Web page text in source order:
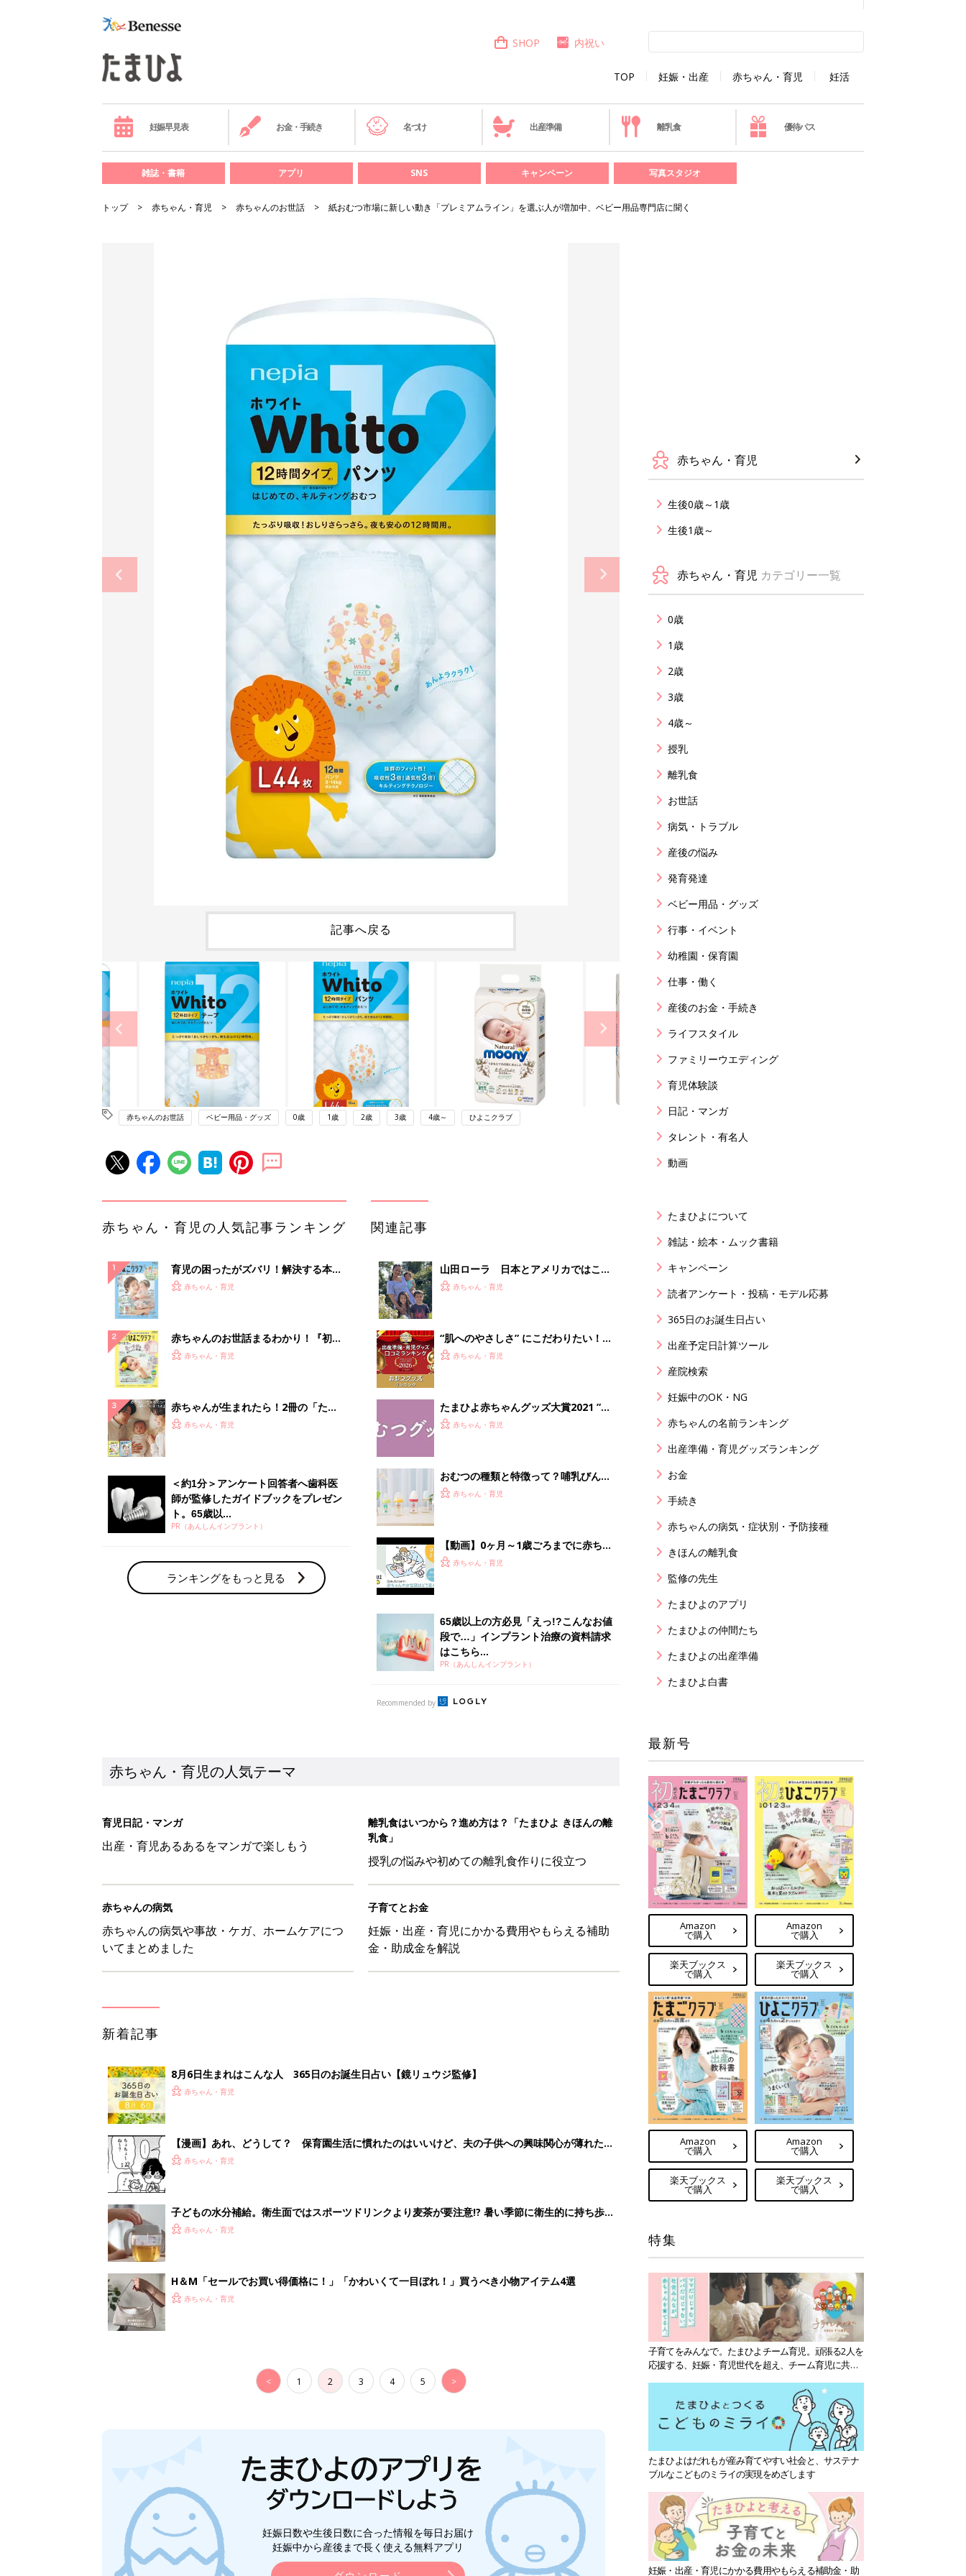
TOP 妊娠・出産 赤ちゃん・育児 妊活
SHOP 内祝い
妊娠早見表 お金・手続き 名づけ 出産準備 離乳食 優待パス
雑誌・書籍 アプリ SNS キャンペーン 写真スタジオ
トップ 赤ちゃん・育児 赤ちゃんのお世話 紙おむつ市場に新しい動き「プレミアムライン」を選ぶ人が増加中、ベビー用品専門店に聞く
記事へ戻る
赤ちゃんのお世話 ベビー用品・グッズ 0歳 1歳 2歳 3歳 4歳～ ひよこクラブ
赤ちゃん・育児の人気記事ランキング
育児の困ったがズバリ！解決する本
『ひよこクラブ 夏号』 4カ月～2才
赤ちゃん・育児
赤ちゃんのお世話まるわかり！『初め
てのひよこクラブ 夏号』〈巻頭大特
赤ちゃん・育児
赤ちゃんが生まれたら！2冊の「たま
ひよ」
赤ちゃん・育児
＜約1分＞アンケート回答者へ歯科医
師が監修したガイドブックをプレゼン
ト。65歳以...
PR（あんしんインプラント）
ランキングをもっと見る
関連記事
山田ローラ 日本とアメリカではこん
なに違う！紙おむつ事情
赤ちゃん・育児
“肌へのやさしさ” にこだわりたい！
ママ・パパが選ぶおむつグッズ8選
赤ちゃん・育児
たまひよ赤ちゃんグッズ大賞2021 ”出
産準備ジャンル” おむつグッズラン
赤ちゃん・育児
おむつの種類と特徴って？哺乳びんの
素材や、タイプは？ 初めて妊婦さん
赤ちゃん・育児
【動画】0ヶ月～1歳ごろまでに赤ちゃ
んのお世話はどう変わる!? 着替え・お
赤ちゃん・育児
65歳以上の方必見「えっ!?こんなお値
段で…」インプラント治療の資料請求
はこちら...
PR（あんしんインプラント）
Recommended by
赤ちゃん・育児の人気テーマ
育児日記・マンガ
出産・育児あるあるをマンガで楽しもう
離乳食はいつから？進め方は？「たまひよ きほんの離
乳食」
授乳の悩みや初めての離乳食作りに役立つ
赤ちゃんの病気
赤ちゃんの病気や事故・ケガ、ホームケアにつ
いてまとめました
子育てとお金
妊娠・出産・育児にかかる費用やもらえる補助
金・助成金を解説
新着記事
8月6日生まれはこんな人 365日のお誕生日占い【鏡リュウジ監修】
赤ちゃん・育児
【漫画】あれ、どうして？ 保育園生活に慣れたのはいいけど、夫の子供への興味関心が薄れた気
がする……！『ふうふう子育て ＃91』
赤ちゃん・育児
子どもの水分補給。衛生面ではスポーツドリンクより麦茶が要注意!? 暑い季節に衛生的に持ち歩
く3つのコツとは？【専門家監修】
赤ちゃん・育児
H＆М「セールでお買い得価格に！」「かわいくて一目ぼれ！」買うべき小物アイテム4選
赤ちゃん・育児
< 1 2 3 4 5 >
妊娠日数や生後日数に合った情報を毎日お届け
妊娠中から産後まで長く使える無料アプリ
赤ちゃん・育児
生後0歳～1歳
生後1歳～
赤ちゃん・育児 カテゴリー一覧
0歳
1歳
2歳
3歳
4歳～
授乳
離乳食
お世話
病気・トラブル
産後の悩み
発育発達
ベビー用品・グッズ
行事・イベント
幼稚園・保育園
仕事・働く
産後のお金・手続き
ライフスタイル
ファミリーウエディング
育児体験談
日記・マンガ
タレント・有名人
動画
たまひよについて
雑誌・絵本・ムック書籍
キャンペーン
読者アンケート・投稿・モデル応募
365日のお誕生日占い
出産予定日計算ツール
産院検索
妊娠中のOK・NG
赤ちゃんの名前ランキング
出産準備・育児グッズランキング
お金
手続き
赤ちゃんの病気・症状別・予防接種
きほんの離乳食
監修の先生
たまひよのアプリ
たまひよの仲間たち
たまひよの出産準備
たまひよ白書
最新号
Amazon
で購入
楽天ブックス
で購入
Amazon
で購入
楽天ブックス
で購入
Amazon
で購入
楽天ブックス
で購入
Amazon
で購入
楽天ブックス
で購入
特集
子育てをみんなで。たまひよチーム育児。頑張る2人を
応援する、妊娠・育児世代を超え、チーム育児に共感
たまひよはだれもが産み育てやすい社会と、サステナ
ブルなこどものミライの実現をめざします
妊娠・出産・育児にかかる費用やもらえる補助金・助